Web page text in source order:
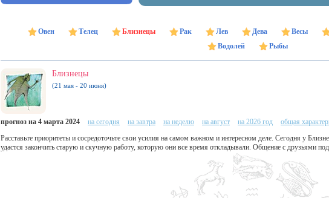
Овен Телец Близнецы Рак Лев Дева Весы
Водолей
Рыбы
Близнецы
(21 мая - 20 июня)
прогноз на 4 марта 2024 на сегодня на завтра на неделю на август на 2026 год
общая
Расставьте приоритеты и сосредоточьте свои усилия на самом важном и интересном деле. Сегодня у
удастся закончить старую и скучную работу, которую они все время откладывали. Общение с друзьями